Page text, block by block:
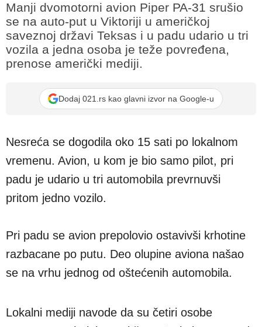
Manji dvomotorni avion Piper PA-31 srušio
se na auto-put u Viktoriji u američkoj
saveznoj državi Teksas i u padu udario u tri
vozila a jedna osoba je teže povređena,
prenose američki mediji.
Dodaj 021.rs kao glavni izvor na Google-u
Nesreća se dogodila oko 15 sati po lokalnom
vremenu. Avion, u kom je bio samo pilot, pri
padu je udario u tri automobila prevrnuvši
pritom jedno vozilo.
Pri padu se avion prepolovio ostavivši krhotine
razbacane po putu. Deo olupine aviona našao
se na vrhu jednog od oštećenih automobila.
Lokalni mediji navode da su četiri osobe